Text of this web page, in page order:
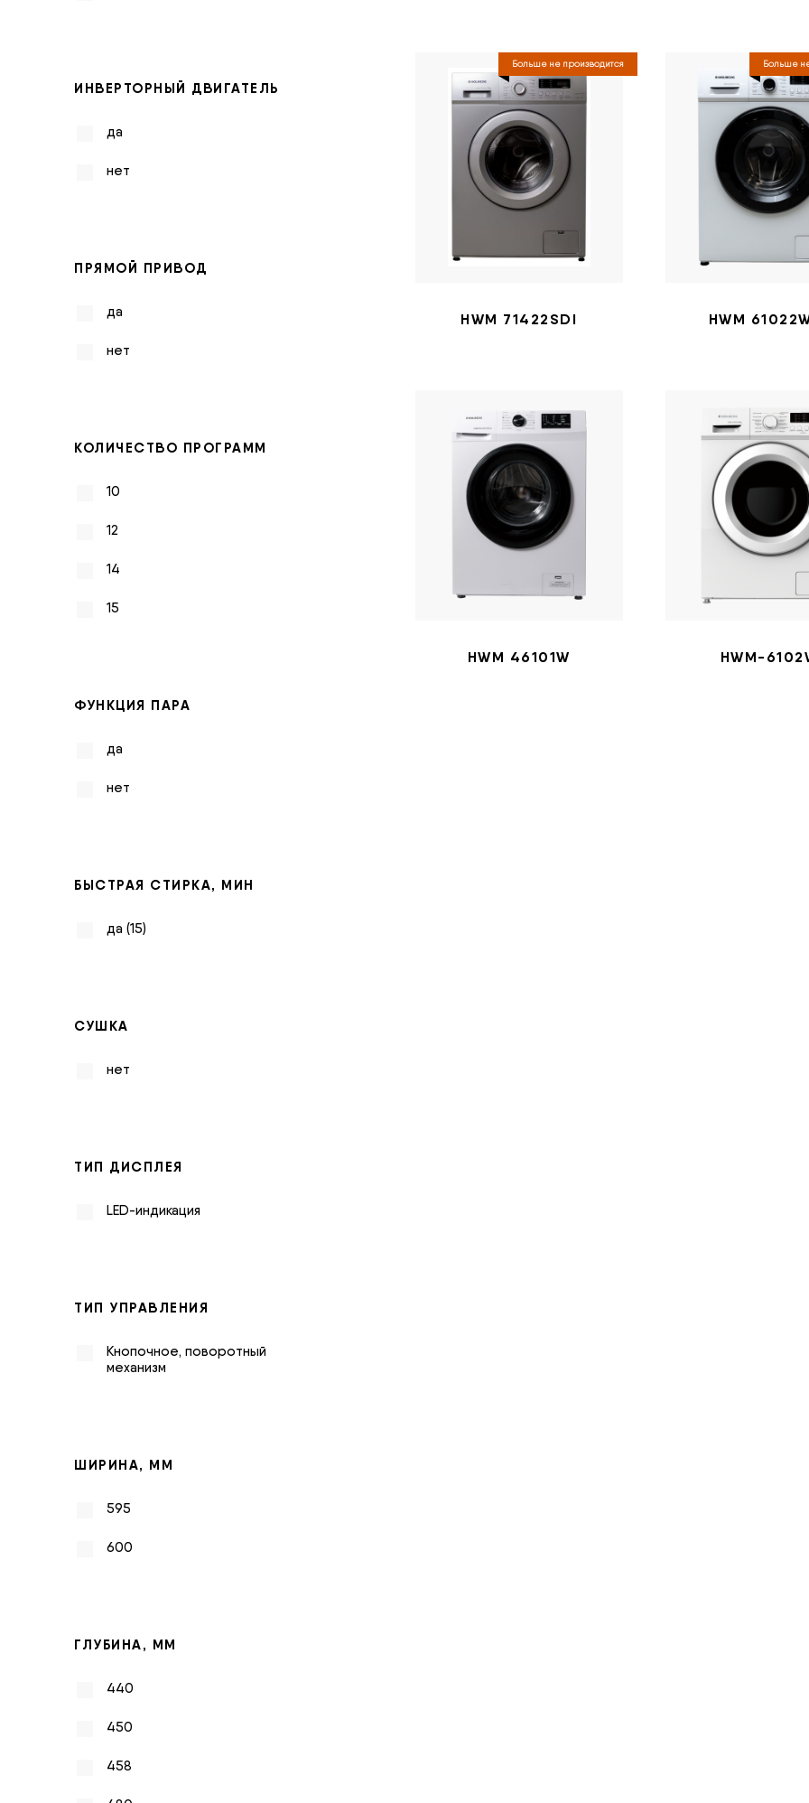
ИНВЕРТОРНЫЙ ДВИГАТЕЛЬ
да
нет
ПРЯМОЙ ПРИВОД
да
нет
КОЛИЧЕСТВО ПРОГРАММ
10
12
14
15
ФУНКЦИЯ ПАРА
да
нет
БЫСТРАЯ СТИРКА, МИН
да (15)
СУШКА
нет
ТИП ДИСПЛЕЯ
LED-индикация
ТИП УПРАВЛЕНИЯ
Кнопочное, поворотный
механизм
ШИРИНА, ММ
595
600
ГЛУБИНА, ММ
440
450
458
Больше не производится
HWM 71422SDI
Больше
HWM
HWM 46101W HWM-